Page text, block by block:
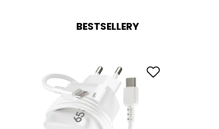
nawierzchni. Serce przyspiesza, podnosisz go z
scenariusza, warto pomyśleć o ochronie ekranu,
zanim będzie za późno.
Codziennie Twój smartfon jest narażony na
niezliczone zagrożenia – klucze w kieszeni, ostre
krawędzie przedmiotów w torbie, przypadkowe
BESTSELLERY